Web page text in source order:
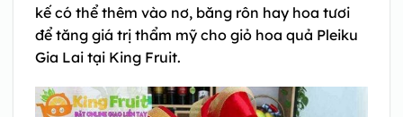
kế có thể thêm vào nơ, băng rôn hay hoa tươi
để tăng giá trị thẩm mỹ cho giỏ hoa quả Pleiku
Gia Lai tại King Fruit.